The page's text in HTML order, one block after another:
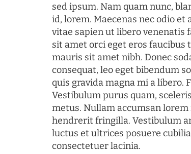
sed ipsum. Nam quam nunc,
id, lorem. Maecenas nec odio
vitae sapien ut libero venenatis
sit amet orci eget eros faucibus
mauris sit amet nibh. Donec
consequat, leo eget bibendum
quis gravida magna mi a libero.
Vestibulum purus quam,
metus. Nullam accumsan
hendrerit fringilla. Vestibulum
luctus et ultrices posuere
consectetuer lacinia.